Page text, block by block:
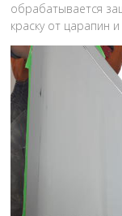
обрабатывается
краску от царапин